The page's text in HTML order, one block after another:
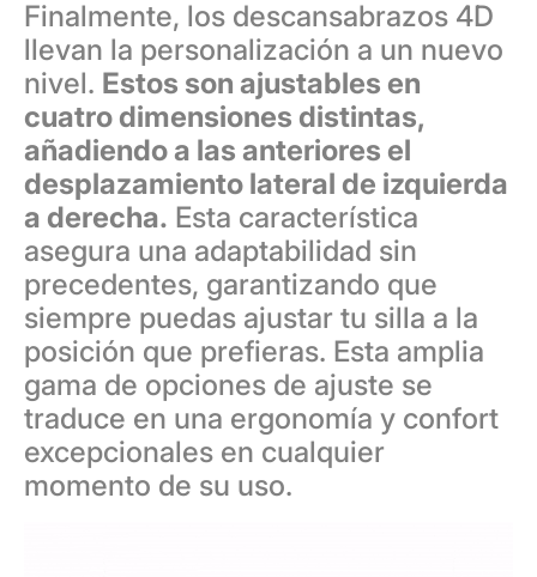
Finalmente, los descansabrazos 4D
llevan la personalización a un nuevo
nivel. Estos son ajustables en
cuatro dimensiones distintas,
añadiendo a las anteriores el
desplazamiento lateral de izquierda
a derecha. Esta característica
asegura una adaptabilidad sin
precedentes, garantizando que
siempre puedas ajustar tu silla a la
posición que prefieras. Esta amplia
gama de opciones de ajuste se
traduce en una ergonomía y confort
excepcionales en cualquier
momento de su uso.